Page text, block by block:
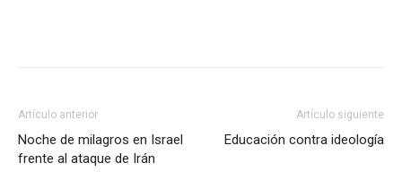
Artículo anterior
Noche de milagros en Israel
frente al ataque de Irán
Artículo siguiente
Educación contra ideología